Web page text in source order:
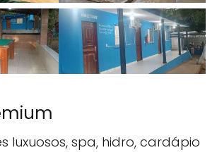
luxuosos, spa, hidro, cardápio